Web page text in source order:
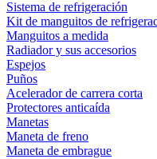
Sistema de refrigeración
Kit de manguitos de
Manguitos a medida
Radiador y sus accesorios
Espejos
Puños
Acelerador de carrera corta
Protectores anticaída
Manetas
Maneta de freno
Maneta de embrague